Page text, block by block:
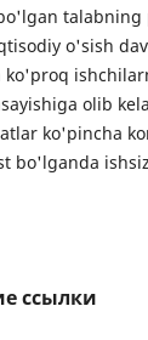
o'sish
olib
ko'pincha
bo'lganda
ссылки